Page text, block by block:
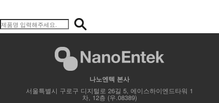
나노엔텍 본사
서울특별시 구로구 디지털로 26길 5, 에이스하이엔드타워 1
차, 12층 (우.08389)